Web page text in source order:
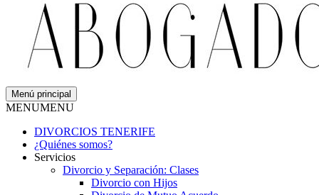
Menú principal
MENUMENU
DIVORCIOS TENERIFE
¿Quiénes somos?
Servicios
Divorcio y Separación: Clases
Divorcio con Hijos